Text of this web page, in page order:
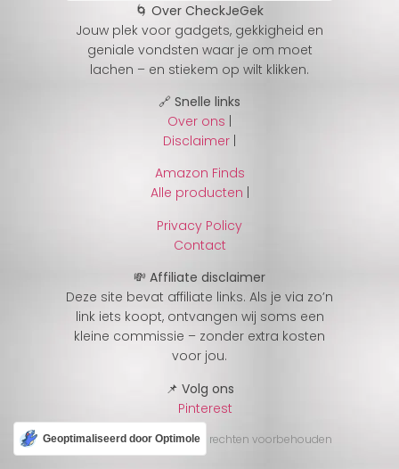
🌀 Over CheckJeGek
Jouw plek voor gadgets, gekkigheid en
geniale vondsten waar je om moet
lachen – en stiekem op wilt klikken.
🔗 Snelle links
Over ons
Disclaimer
Amazon Finds
Alle producten
Privacy Policy
Contact
💸 Affiliate disclaimer
Deze site bevat affiliate links. Als je via zo’n
link iets koopt, ontvangen wij soms een
kleine commissie – zonder extra kosten
voor jou.
📌 Volg ons
Pinterest
© 2025 CheckJeGek – Alle rechten voorbehouden
Geoptimaliseerd door Optimole